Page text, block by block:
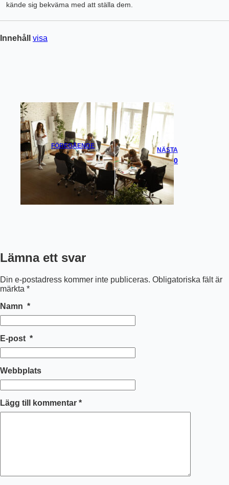
kände sig bekväma med att ställa dem.
Innehåll visa
FÖREGÅENDE
Privatlån För
Renovering
NÄSTA
Lån 340 000
Lämna ett svar
Din e-postadress kommer inte publiceras. Obligatoriska fält är
märkta *
Namn *
E-post *
Webbplats
Lägg till kommentar *